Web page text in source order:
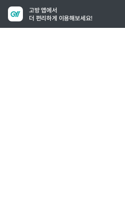
고방 앱에서
더 편리하게 이용해보세요!